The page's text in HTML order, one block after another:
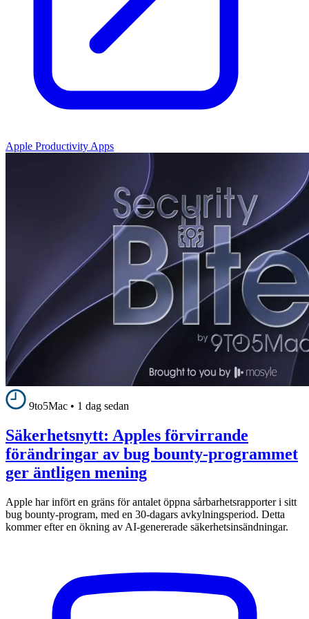
Apple Productivity Apps
9to5Mac • 1 dag sedan
Säkerhetsnytt: Apples förvirrande
förändringar av bug bounty-programmet
ger äntligen mening
Apple har infört en gräns för antalet öppna sårbarhetsrapporter i sitt
bug bounty-program, med en 30-dagars avkylningsperiod. Detta
kommer efter en ökning av AI-genererade säkerhetsinsändningar.